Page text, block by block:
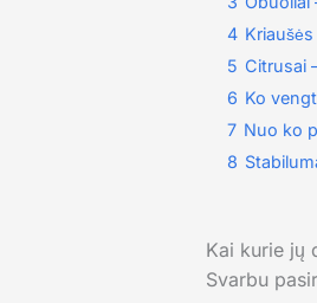
4
5 Citrusai
6 Ko
7 Nuo ko
8
Kai kurie jų
Svarbu